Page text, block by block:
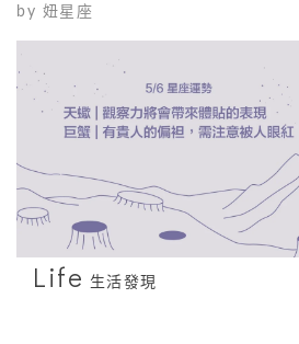
by 妞星座
Life 生活發現